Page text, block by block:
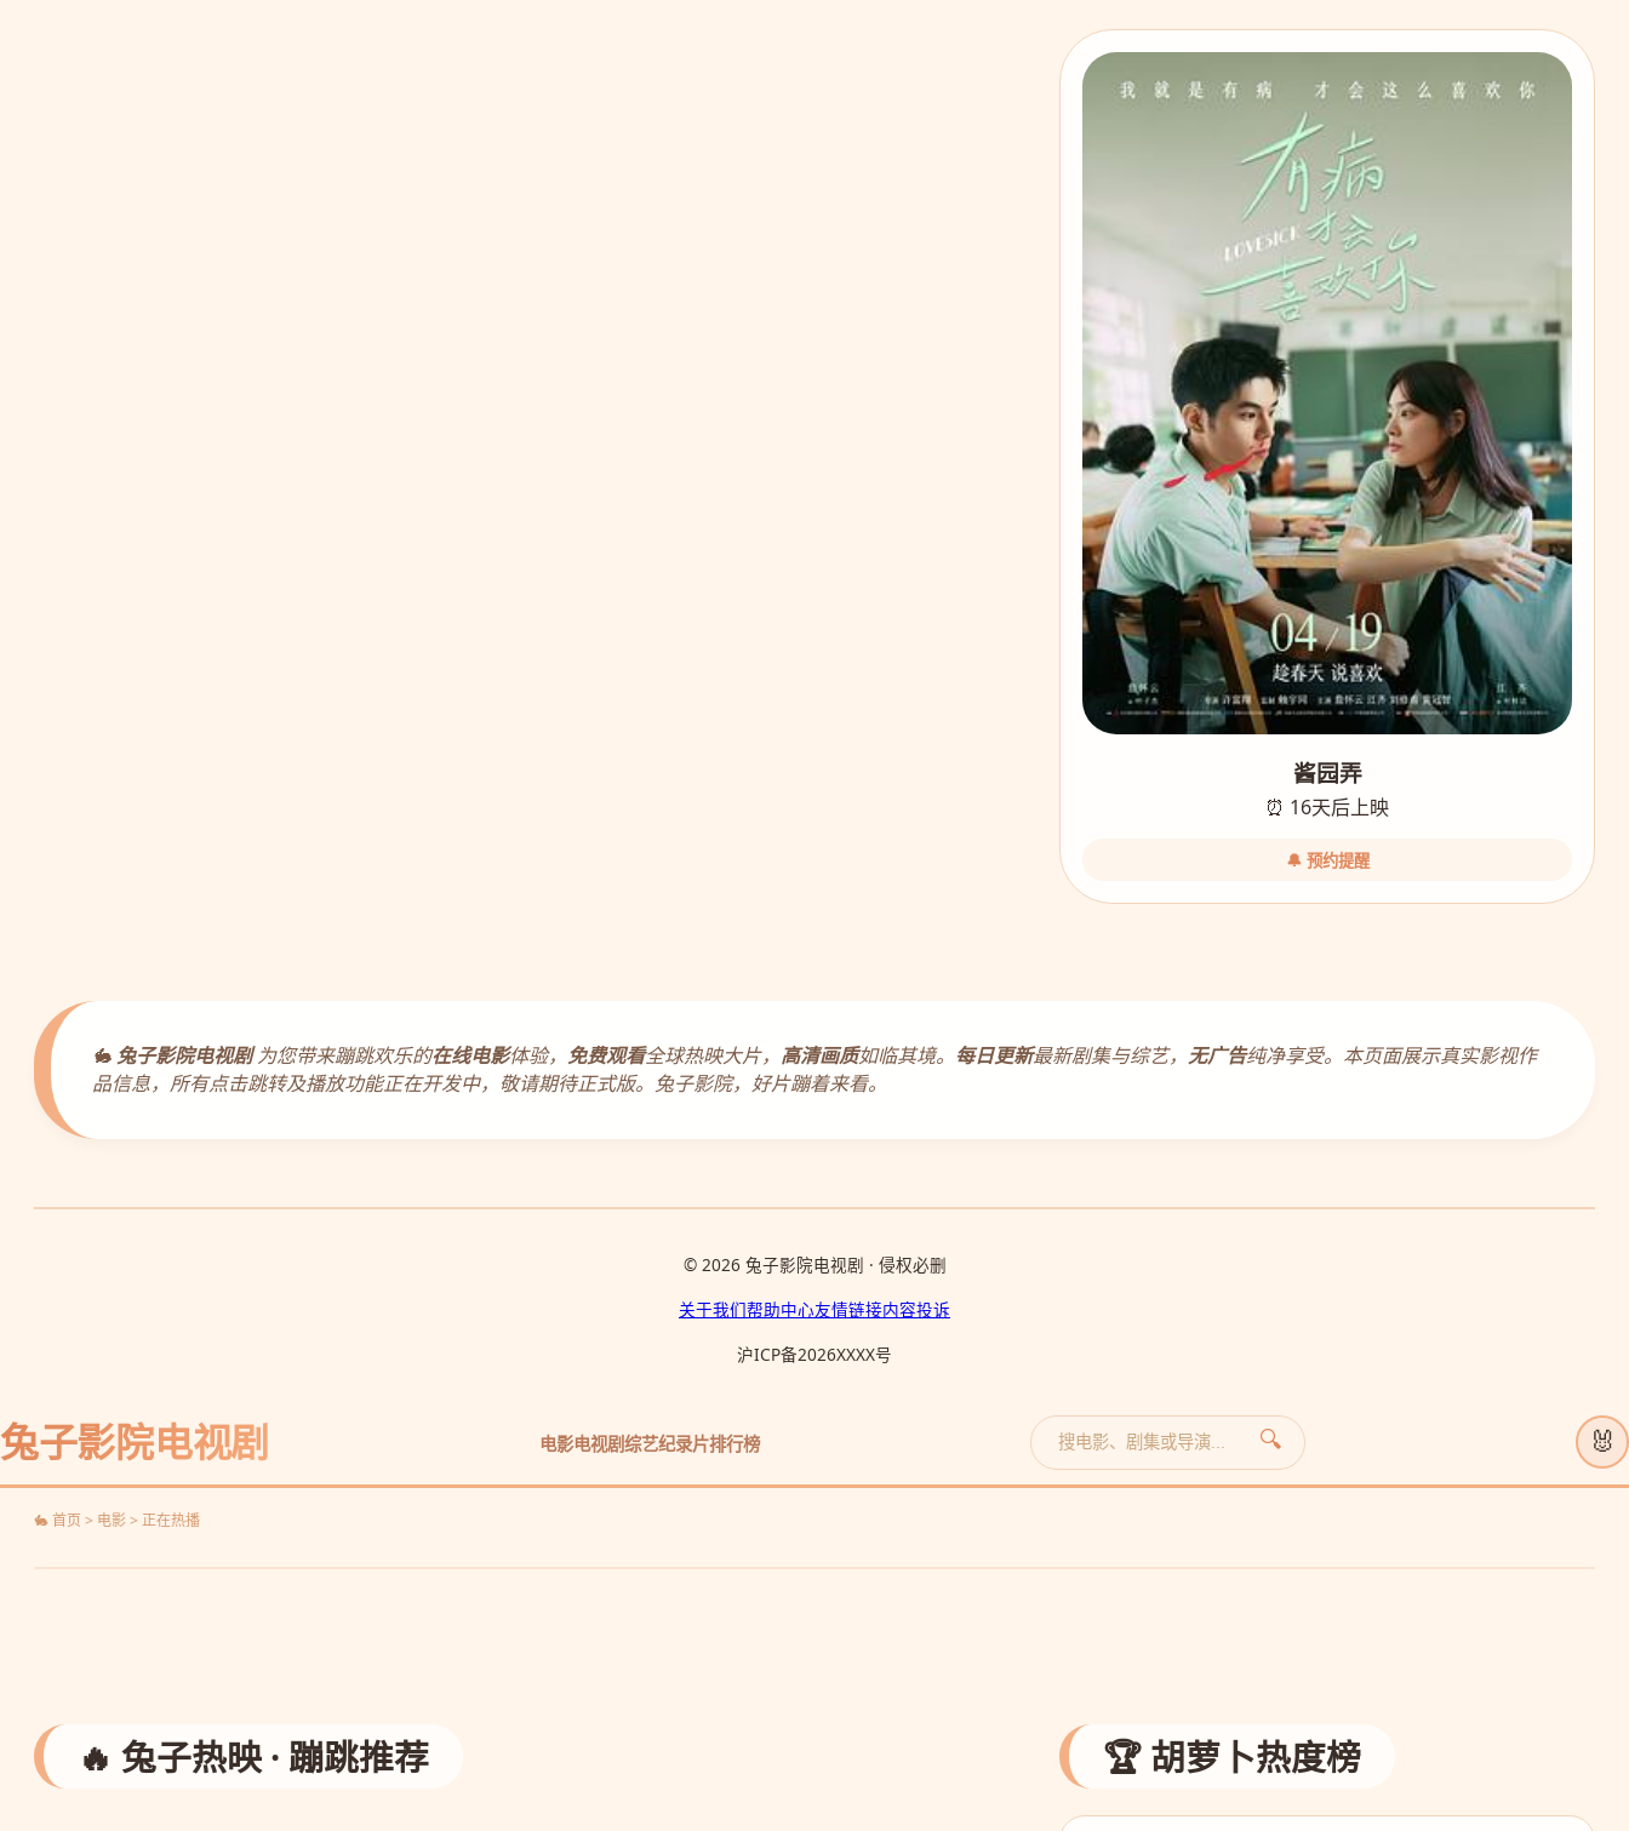
酱园弄
⏰ 16天后上映
🔔 预约提醒
🐇兔子影院电视剧为您带来蹦跳欢乐的在线电影体验， 免费观看全球热映大片， 高清画质如临其境。 每日更新最新剧集与综艺， 无广告纯净享受。本页面展示真实影视作
品信息，所有点击跳转及播放功能正在开发中，敬请期待正式版。兔子影院，好片蹦着来看。
© 2026 兔子影院电视剧 · 侵权必删
关于我们帮助中心友情链接内容投诉
沪ICP备2026XXXX号
兔子影院电视剧 电影电视剧综艺纪录片排行榜 🔍 🐰
🐇 首页 > 电影 > 正在热播
🔥 兔子热映 · 蹦跳推荐 🏆 胡萝卜热度榜